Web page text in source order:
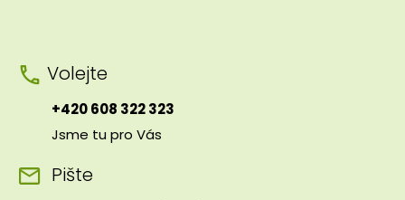
Volejte
+420 608 322 323
Jsme tu pro Vás
Pište